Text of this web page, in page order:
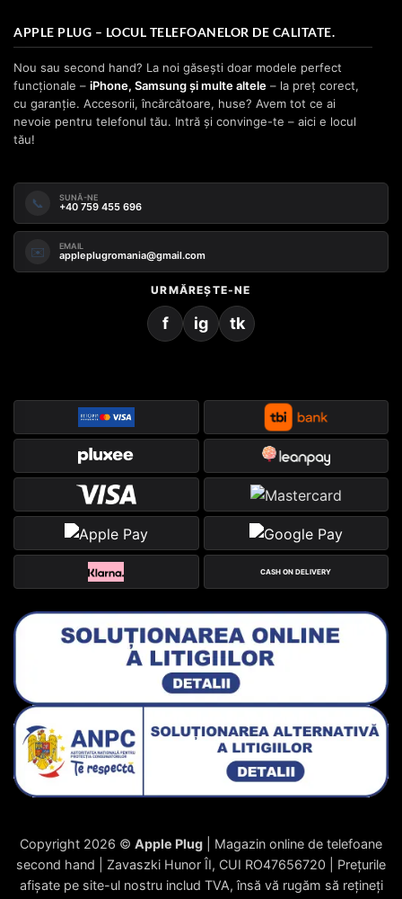
APPLE PLUG – LOCUL TELEFOANELOR DE CALITATE.
Nou sau second hand? La noi găsești doar modele perfect
funcționale – iPhone, Samsung și multe altele – la preț corect,
cu garanție. Accesorii, încărcătoare, huse? Avem tot ce ai
nevoie pentru telefonul tău. Intră și convinge-te – aici e locul
tău!
📞 SUNĂ-NE
+40 759 455 696
✉️ EMAIL
appleplugromania@gmail.com
URMĂREȘTE-NE
f ig tk
CASH ON DELIVERY
Copyright 2026 © Apple Plug | Magazin online de telefoane
second hand | Zavaszki Hunor ÎI, CUI RO47656720 | Prețurile
afișate pe site-ul nostru includ TVA, însă vă rugăm să rețineți